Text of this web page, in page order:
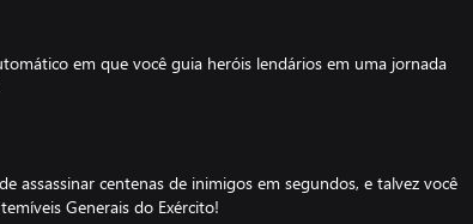
em que você guia heróis lendários em uma jornada
assassinar centenas de inimigos em segundos, e talvez você
Generais do Exército!